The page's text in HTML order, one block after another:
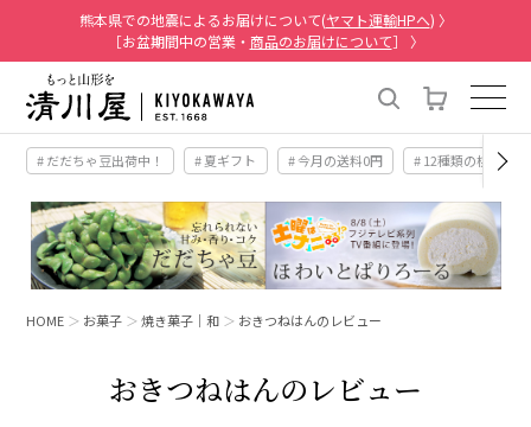
熊本県での地震によるお届けについて(ヤマト運輸HPへ) 〉
［お盆期間中の営業・ 商品のお届けについて］ 〉
# だだちゃ豆出荷中！ # 夏ギフト # 今月の送料0円 # 12種類の桃
HOME お菓子 焼き菓子｜和 おきつねはんのレビュー
おきつねはんのレビュー